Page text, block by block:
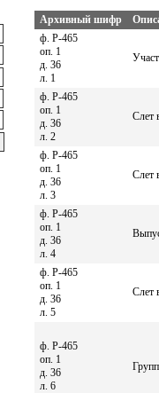
Архивный шифр
ф. Р-465
оп. 1
д. 36
л. 1
ф. Р-465
оп. 1
д. 36
л. 2
Слет
ф. Р-465
оп. 1
д. 36
л. 3
Слет
ф. Р-465
оп. 1
д. 36
л. 4
ф. Р-465
оп. 1
д. 36
л. 5
Слет
ф. Р-465
оп. 1
д. 36
л. 6